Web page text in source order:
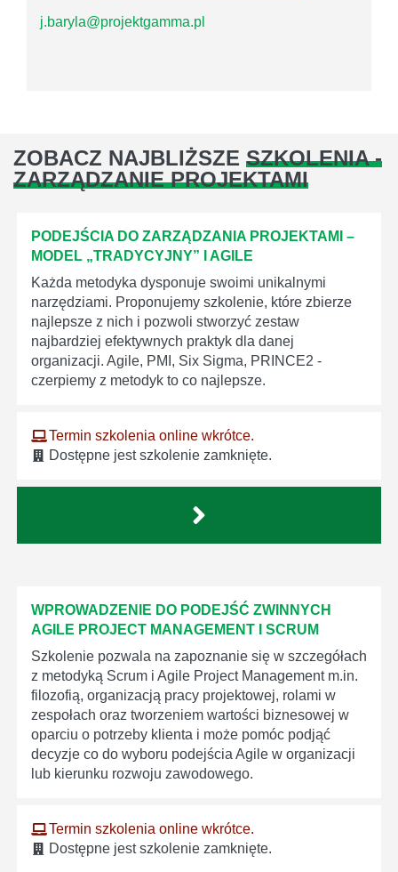
j.baryla@projektgamma.pl
ZOBACZ NAJBLIŻSZE SZKOLENIA -
ZARZĄDZANIE PROJEKTAMI
PODEJŚCIA DO ZARZĄDZANIA PROJEKTAMI –
MODEL „TRADYCYJNY” I AGILE
Każda metodyka dysponuje swoimi unikalnymi
narzędziami. Proponujemy szkolenie, które zbierze
najlepsze z nich i pozwoli stworzyć zestaw
najbardziej efektywnych praktyk dla danej
organizacji. Agile, PMI, Six Sigma, PRINCE2 -
czerpiemy z metodyk to co najlepsze.
Termin szkolenia online wkrótce.
Dostępne jest szkolenie zamknięte.
WPROWADZENIE DO PODEJŚĆ ZWINNYCH
AGILE PROJECT MANAGEMENT I SCRUM
Szkolenie pozwala na zapoznanie się w szczegółach
z metodyką Scrum i Agile Project Management m.in.
filozofią, organizacją pracy projektowej, rolami w
zespołach oraz tworzeniem wartości biznesowej w
oparciu o potrzeby klienta i może pomóc podjąć
decyzje co do wyboru podejścia Agile w organizacji
lub kierunku rozwoju zawodowego.
Termin szkolenia online wkrótce.
Dostępne jest szkolenie zamknięte.